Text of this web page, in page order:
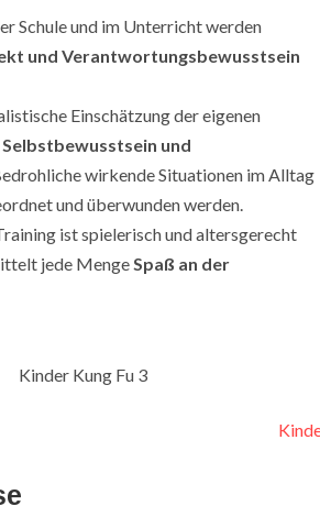
Schule und im Unterricht werden
und Verantwortungsbewusstsein
Einschätzung der eigenen
Selbstbewusstsein und
wirkende Situationen im Alltag
und überwunden werden.
ist spielerisch und altersgerecht
jede MengeSpaß an der